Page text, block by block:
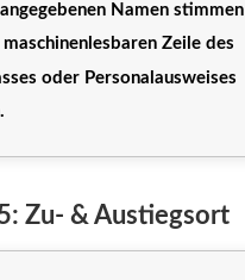
Namen stimmen
Zeile des
oder Personalausweises
Zu- & Austiegsort